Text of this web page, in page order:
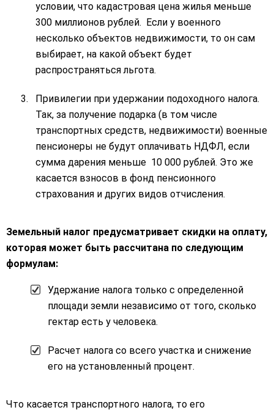
условии, что кадастровая цена жилья меньше
300 миллионов рублей. Если у военного
несколько объектов недвижимости, то он сам
выбирает, на какой объект будет
распространяться льгота.
Привилегии при удержании подоходного налога.
Так, за получение подарка (в том числе
транспортных средств, недвижимости) военные
пенсионеры не будут оплачивать НДФЛ, если
сумма дарения меньше 10 000 рублей. Это же
касается взносов в фонд пенсионного
страхования и других видов отчисления.
Земельный налог предусматривает скидки на оплату,
которая может быть рассчитана по следующим
формулам:
Удержание налога только с определенной
площади земли независимо от того, сколько
гектар есть у человека.
Расчет налога со всего участка и снижение
его на установленный процент.
Что касается транспортного налога, то его